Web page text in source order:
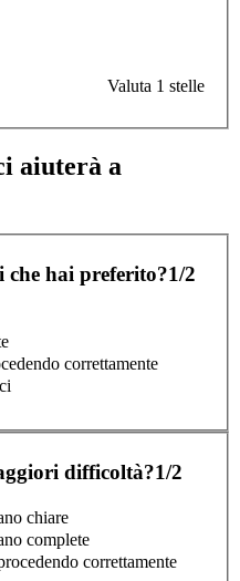
Valuta 1 stelle
aiuterà a
che hai preferito?1/2
correttamente
difficoltà?1/2
chiare
complete
correttamente